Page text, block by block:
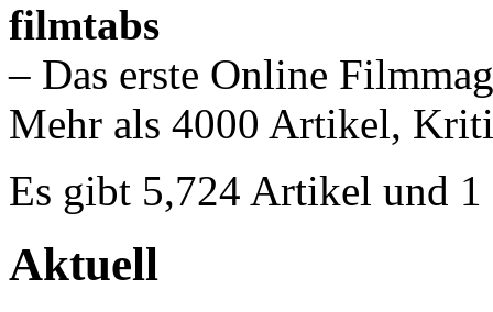
filmtabs
– Das erste Online
Mehr als 4000 Artikel,
Es gibt 5,724 Artikel und 1
Aktuell